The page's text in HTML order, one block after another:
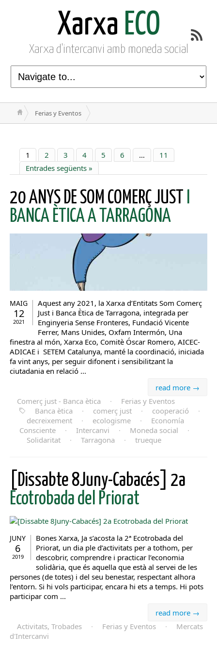
Xarxa ECO
Xarxa d'intercanvi amb moneda social
Ferias y Eventos
1 2 3 4 5 6 …
11
Entrades següents »
20 ANYS DE SOM COMERÇ JUST
BANCA ÈTICA A TARRAGONA
MAIG
12
2021
Aquest any 2021, la Xarxa d’Entitats Som Comerç
Just i Banca Ètica de Tarragona, integrada per
Enginyeria Sense Fronteres, Fundació Vicente
Ferrer, Mans Unides, Oxfam Intermón, Una
finestra al món, Xarxa Eco, Comitè Óscar Romero, AICEC-
ADICAE i SETEM Catalunya, manté la coordinació, iniciada
fa vint anys, per seguir difonent i sensibilitzant la
ciutadania en relació ...
read more →
Comerç just - Banca ètica
·
Ferias y Eventos
Banca ètica
· comerç just · cooperació
·
decreixement
· ecologisme ·
Economía
Consciente
· Intercanvi · Moneda social
·
Solidaritat
· Tarragona · trueque
[Dissabte 8Juny-Cabacés] 2a
Ecotrobada del Priorat
JUNY
6
2019
Bones Xarxa, Ja s’acosta la 2ª Ecotrobada del
Priorat, un dia ple d’activitats per a tothom, per
descobrir, comprendre i practicar l’economia
solidària, que és aquella que està al servei de les
persones (de totes) i del seu benestar, respectant alhora
l’entorn. Si hi vols participar, encara hi ets a temps. Hi pots
participar com ...
read more →
Activitats, Trobades
· Ferias y Eventos ·
Mercats
d'Intercanvi